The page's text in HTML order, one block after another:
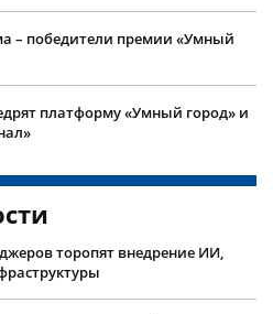
– победители премии «Умный
платформу «Умный город» и
торопят внедрение ИИ,